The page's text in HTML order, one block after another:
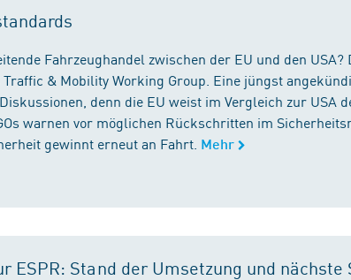
Fahrzeughandel zwischen der EU und den USA?
& Mobility Working Group. Eine jüngst
denn die EU weist im Vergleich zur USA
warnen vor möglichen Rückschritten im
gewinnt erneut an Fahrt. Mehr
ESPR: Stand der Umsetzung und nächste